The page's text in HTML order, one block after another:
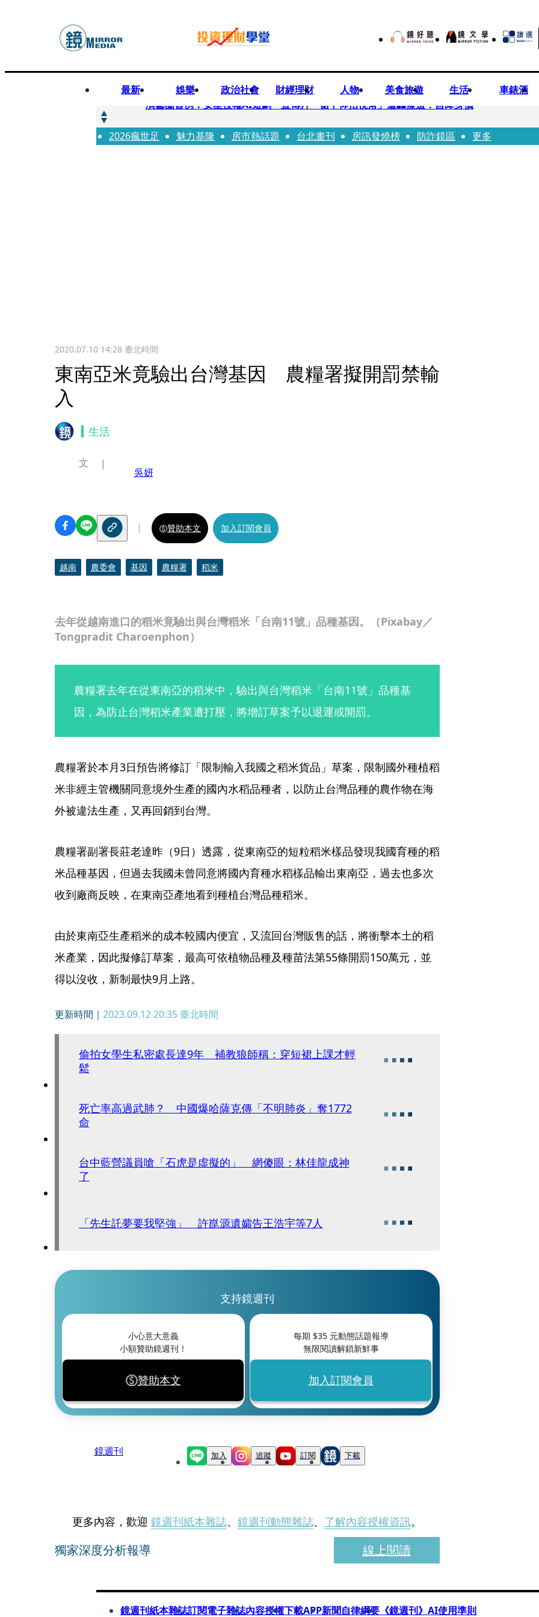
最新 娛樂 政治社會 財經理財 人物 美食旅遊 生活 車錶酒
快訊
演藝圈首例！女星授權AI短劇 宣傳片「裙下仰拍視角」遭轟擦邊：自降身價
快訊
全球提升電氣化 台達電鄭平看好微電網推一站式方案
2026瘋世足 魅力基隆 房市熱話題 台北畫刊 房訊發燒榜 防詐鏡區 更多
2020.07.10 14:28臺北時間
東南亞米竟驗出台灣基因 農糧署擬開罰禁輸
入
生活
去年從越南進口的稻米竟驗出與台灣稻米「台南11號」品種基因。（Pixabay／
Tongpradit Charoenphon）
文
吳妍
贊助本文 加入訂閱會員
越南 農委會 基因 農糧署 稻米
農糧署去年在從東南亞的稻米中，驗出與台灣稻米「台南11號」品種基
因，為防止台灣稻米產業遭打壓，將增訂草案予以退運或開罰。
農糧署於本月3日預告將修訂「限制輸入我國之稻米貨品」草案，限制國外種植稻
米非經主管機關同意境外生產的國內水稻品種者，以防止台灣品種的農作物在海
外被違法生產，又再回銷到台灣。
農糧署副署長莊老達昨（9日）透露，從東南亞的短粒稻米樣品發現我國育種的稻
米品種基因，但過去我國未曾同意將國內育種水稻樣品輸出東南亞，過去也多次
收到廠商反映，在東南亞產地看到種植台灣品種稻米。
由於東南亞生產稻米的成本較國內便宜，又流回台灣販售的話，將衝擊本土的稻
米產業，因此擬修訂草案，最高可依植物品種及種苗法第55條開罰150萬元，並
得以沒收，新制最快9月上路。
更新時間｜ 2023.09.12 20:35臺北時間
偷拍女學生私密處長達9年 補教狼師稱：穿短裙上課才輕
鬆
死亡率高過武肺？ 中國爆哈薩克傳「不明肺炎」奪1772
命
台中藍營議員嗆「石虎是虛擬的」 網傻眼：林佳龍成神
了
「先生託夢要我堅強」 許崑源遺孀告王浩宇等7人
支持鏡週刊
小心意大意義
小額贊助鏡週刊！
贊助本文
每期 $35元動態話題報導
無限閱讀解鎖新鮮事
加入訂閱會員
鏡週刊 加入 追蹤 訂閱 下載
更多內容，歡迎 鏡週刊紙本雜誌、 鏡週刊動態雜誌、 了解內容授權資訊。
獨家深度分析報導 線上閱讀
鏡週刊紙本雜誌訂閱電子雜誌內容授權下載APP新聞自律綱要 《鏡週刊》AI使用準則